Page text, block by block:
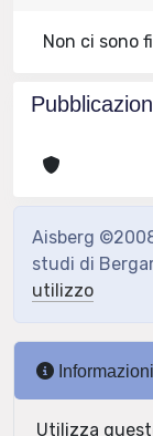
Non ci sono
Aisberg
studi di
utilizzo
Informazioni
Utilizza